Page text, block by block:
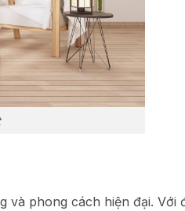
và phong cách hiện đại. Với